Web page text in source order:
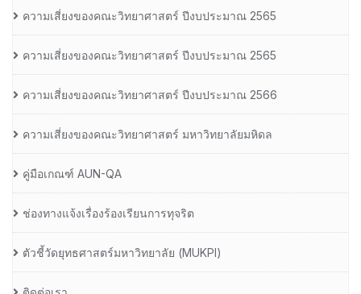
ความเสี่ยงของคณะวิทยาศาสตร์ ปีงบประมาณ 2565
ความเสี่ยงของคณะวิทยาศาสตร์ ปีงบประมาณ 2565
ความเสี่ยงของคณะวิทยาศาสตร์ ปีงบประมาณ 2566
ความเสี่ยงของคณะวิทยาศาสตร์ มหาวิทยาลัยมหิดล
คู่มือเกณฑ์ AUN-QA
ช่องทางแจ้งเรื่องร้องเรียนการทุจริต
ตัวชี้วัดยุทธศาสตร์มหาวิทยาลัย (MUKPI)